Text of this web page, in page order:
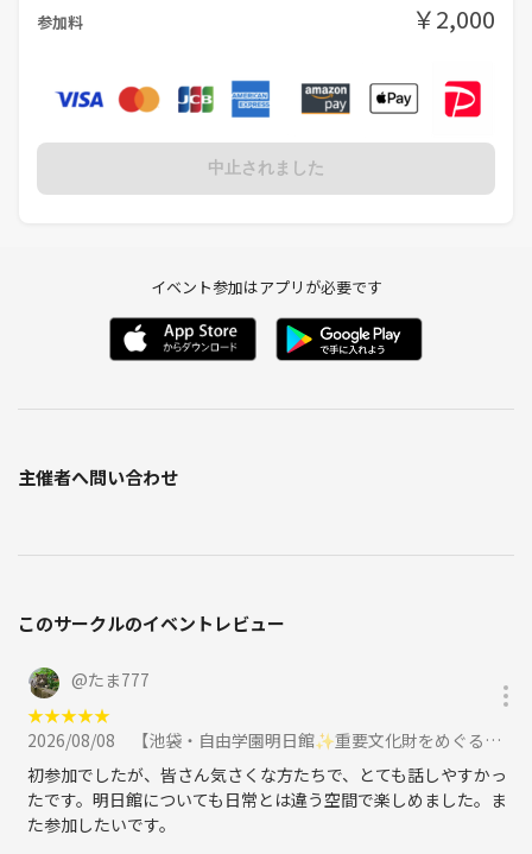
参加料 ￥2,000
中止されました
イベント参加はアプリが必要です
主催者へ問い合わせ
このサークルのイベントレビュー
@たま777
★★★★★
2026/08/08
【池袋・自由学園明日館✨重要文化財をめぐる特別見学ツアー！建築好き歓迎／に参加
初参加でしたが、皆さん気さくな方たちで、とても話しやすかっ
たです。明日館についても日常とは違う空間で楽しめました。ま
た参加したいです。